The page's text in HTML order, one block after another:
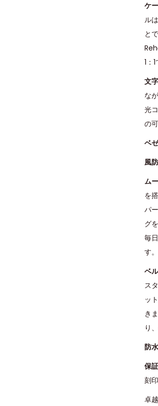
ケ
ル
と
1：
文
な
光
の
ベ
風防
ム
を
パ
グ
毎
す
ベ
ス
ッ
き
り
防
保
刻
卓